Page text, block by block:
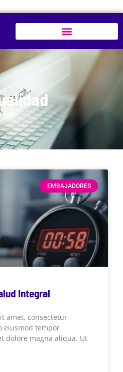
EMBAJADORES
Integral
amet, consectetur
eiusmod tempor
dolore magna aliqua. Ut